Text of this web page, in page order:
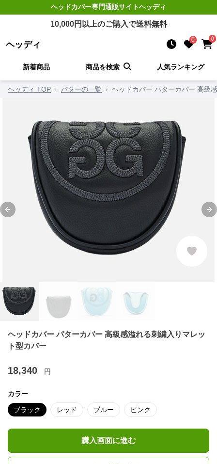
ヘッドカバー専門通販サイトヘッディ
10,000円以上のご購入で送料無料
ヘッディ 0 0
新着商品 商品を検索 人気ランキング
ヘッディ TOP › パターの一覧 › ヘッドカバー パターカバー 高級
Previous slide
ヘッドカバー パターカバー 高級感溢れる刺繍入りマレッ
ト型カバー
18,340 円
カラー
ブラック レッド ブルー ピンク
購入画面に進む